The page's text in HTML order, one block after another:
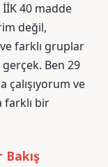
40 madde
değil,
farklı gruplar
Ben 29
ve
farklı bir